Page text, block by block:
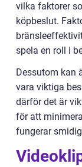
vilka faktorer
köpbeslut.
spela en roll i
Dessutom kan
vara viktiga
därför det är
för att
fungerar